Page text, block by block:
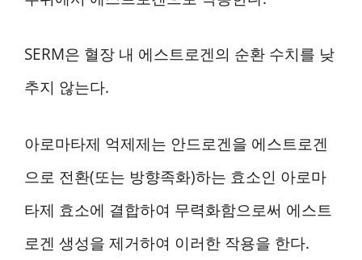
SERM은 혈장 내 에스트로겐의 순환 수치를 낮
추지 않는다.
아로마타제 억제제는 안드로겐을 에스트로겐
으로 전환(또는 방향족화)하는 효소인 아로마
타제 효소에 결합하여 무력화함으로써 에스트
로겐 생성을 제거하여 이러한 작용을 한다.